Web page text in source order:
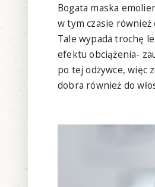
Bogata maska
w tym czasie również
Tale wypada trochę
efektu obciążenia-
po tej odżywce, więc
dobra również do